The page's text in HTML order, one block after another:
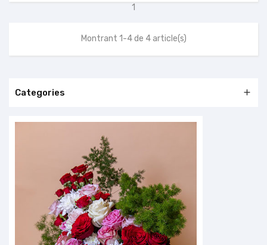
1
Montrant 1-4 de 4 article(s)
Categories 